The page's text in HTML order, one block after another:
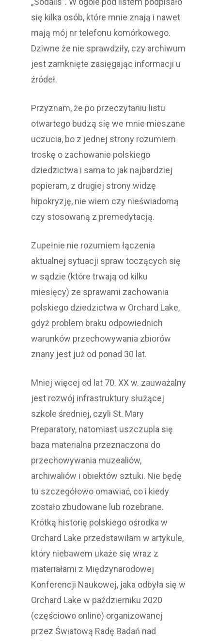
się kilka osób, które mnie znają i nawet
mają mój nr telefonu komórkowego.
Dziwne że nie sprawdziły, czy archiwum
jest zamknięte zasięgając informacji u
źródeł.
Przyznam, że po przeczytaniu listu
otwartego budzą się we mnie mieszane
uczucia, bo z jednej strony rozumiem
troskę o zachowanie polskiego
dziedzictwa i sama to jak najbardziej
popieram, z drugiej strony widzę
hipokryzję, nie wiem czy nieświadomą
czy stosowaną z premedytacją.
Zupełnie nie rozumiem łączenia
aktualnej sytuacji spraw toczących się
w sądzie (które trwają od kilku
miesięcy) ze sprawami zachowania
polskiego dziedzictwa w Orchard Lake,
gdyż problem braku odpowiednich
warunków przechowywania zbiorów
znany jest już od ponad 30 lat.
Mniej więcej od lat 70. XX w. zauważalny
jest rozwój infrastruktury służącej
szkole średniej, czyli St. Mary
Preparatory, natomiast uszczupla się
baza materialna przeznaczona do
przechowywania muzealiów,
archiwaliów i obiektów sztuki. Nie będę
tu szczegółowo omawiać, co i kiedy
zostało zbudowane lub rozebrane.
Krótką historię polskiego ośrodka w
Orchard Lake przedstawiłam w artykule,
który niebawem ukaże się wraz z
materiałami z Międzynarodowej
Konferencji Naukowej, jaka odbyła się w
Orchard Lake w październiku 2020
(częściowo online) organizowanej
przez Światową Radę Badań nad